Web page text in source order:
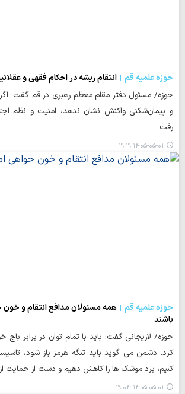
حوزه علمیه قم
انتقام ریشه در احکام فقهی و
حوزه/ مسئول دفتر مقام معظم رهبری در قم گفت: اگر
و پیمان‌شکنی واکنش نشان ندهد، امنیت و نظم
رفت.
۱۴۰۵-۰۵-۰۱ ۱۹:۱۹
حوزه علمیه قم
همه مسئولان مدافع انتقام و
باشند
حوزه/ لاریجانی گفت: باید با تمام توان در برابر باج
کرد. دشمن می گوید باید تنگه هرمز باز شود،
کنیم، برد موشک ها را کاهش دهیم و دست از حمایت
۱۴۰۵-۰۵-۰۱ ۱۹:۰۴